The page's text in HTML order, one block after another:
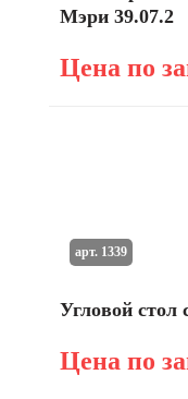
Мэри 39.07.2
Цена по
Угловой стол
Цена по
арт. 1339